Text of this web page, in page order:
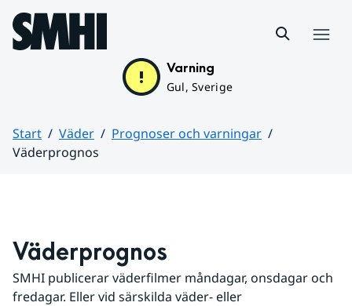
Hoppa till sidans innehåll
Varning
Gul, Sverige
Start Väder
Prognoser och varningar
Väderprognos
Väderprognos
SMHI publicerar väderfilmer måndagar, onsdagar och
fredagar. Eller vid särskilda väder- eller